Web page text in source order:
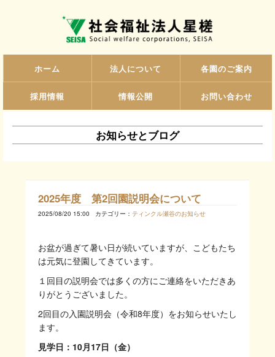
ホーム 法人について 各園のご案内
採用情報 情報公開 お問い合わせ
お知らせとブログ
2025年度 第2回園説明会について
2025/08/20 15:00 カテゴリー： ティンクル瀬谷のお知らせ
お盆が過ぎて暑い日が続いていますが、こどもたち
は元気に登園してきています。
１回目の説明会では多くの方にご連絡をいただきあ
りがとうございました。
2回目の入園説明会（令和8年度）をお知らせいたし
ます。
見学日：10月17日（金）